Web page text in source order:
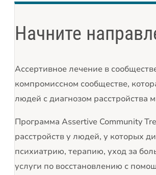
Начните
Ассертивное лечение в
компромиссном сообществе,
людей с диагнозом расстройства
Программа Assertive Community
расстройств у людей, у которых
психиатрию, терапию, уход за
услуги по восстановлению с